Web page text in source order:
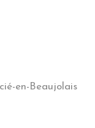
en-Beaujolais